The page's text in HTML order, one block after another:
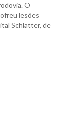
O
lesões
Schlatter, de